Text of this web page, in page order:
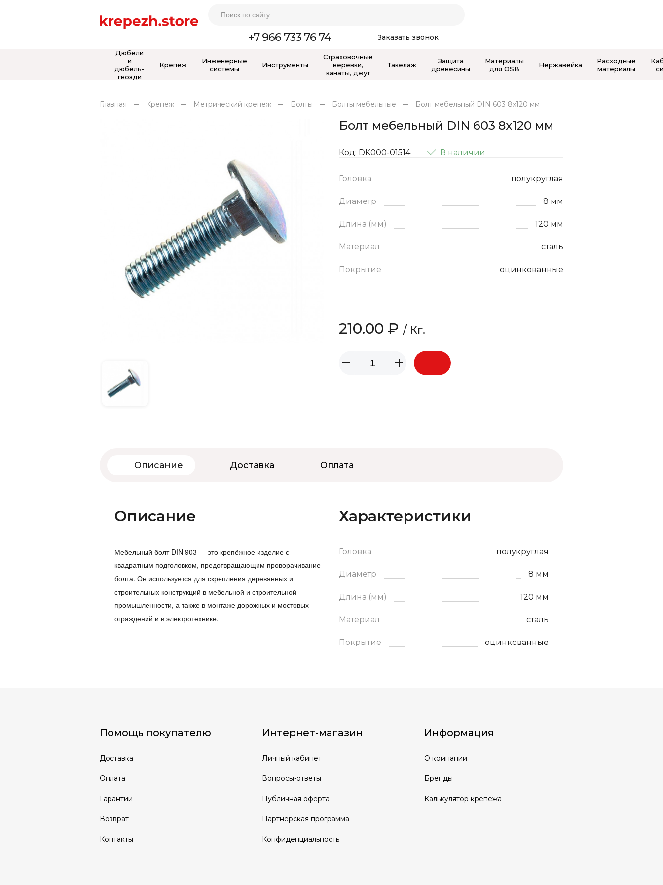
+7 966 733 76 74 Заказать звонок
Дюбели
и
дюбель-
гвозди
Крепеж
Инженерные
системы
Инструменты
Страховочные
веревки,
канаты, джут
Такелаж
Защита
древесины
Материалы
для OSB
Нержавейка
Расходные
материалы
Главная Крепеж Метрический крепеж Болты Болты мебельные Болт мебельный DIN 603 8х120 мм
Болт мебельный DIN 603 8х120 мм
Код: DK000-01514 В наличии
Головка полукруглая
Диаметр 8 мм
Длина (мм) 120 мм
Материал сталь
Покрытие оцинкованные
210.00 ₽ / Кг.
Описание Доставка Оплата
Описание
Мебельный болт DIN 903 — это крепёжное изделие с
квадратным подголовком, предотвращающим проворачивание
болта. Он используется для скрепления деревянных и
строительных конструкций в мебельной и строительной
промышленности, а также в монтаже дорожных и мостовых
ограждений и в электротехнике.
Характеристики
Головка полукруглая
Диаметр 8 мм
Длина (мм) 120 мм
Материал сталь
Покрытие оцинкованные
Помощь покупателю
Доставка
Оплата
Гарантии
Возврат
Контакты
Интернет-магазин
Личный кабинет
Вопросы-ответы
Публичная оферта
Партнерская программа
Конфиденциальность
Информация
О компании
Бренды
Калькулятор крепежа